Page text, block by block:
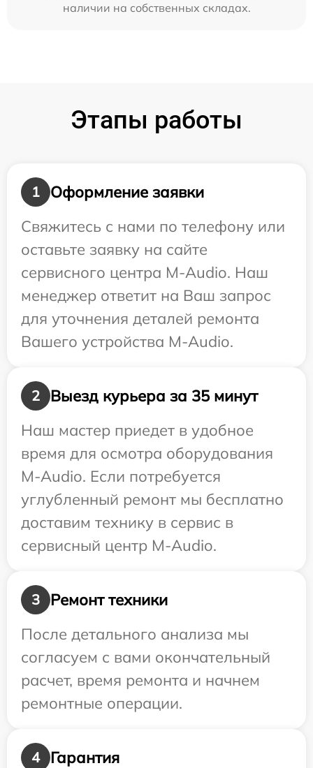
наличии на собственных складах.
Этапы работы
1
Оформление заявки
Свяжитесь с нами по телефону или
оставьте заявку на сайте
сервисного центра M-Audio. Наш
менеджер ответит на Ваш запрос
для уточнения деталей ремонта
Вашего устройства M-Audio.
2
Выезд курьера за 35 минут
Наш мастер приедет в удобное
время для осмотра оборудования
M-Audio. Если потребуется
углубленный ремонт мы бесплатно
доставим технику в сервис в
сервисный центр M-Audio.
3
Ремонт техники
После детального анализа мы
согласуем с вами окончательный
расчет, время ремонта и начнем
ремонтные операции.
4
Гарантия